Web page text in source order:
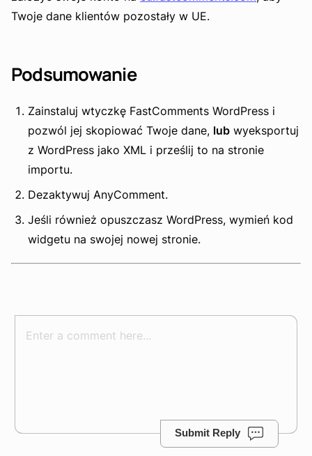
Twoje dane klientów pozostały w UE.
Podsumowanie
Zainstaluj wtyczkę FastComments WordPress i
pozwól jej skopiować Twoje dane, lub wyeksportuj
z WordPress jako XML i prześlij to na stronie
importu.
Dezaktywuj AnyComment.
Jeśli również opuszczasz WordPress, wymień kod
widgetu na swojej nowej stronie.
Submit Reply